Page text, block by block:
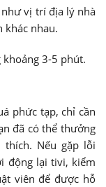
vị trí địa lý nhà
khác nhau.
3-5 phút.
phức tạp, chỉ cần
đã có thể thưởng
Nếu gặp lỗi
động lại tivi, kiểm
viên để được hỗ